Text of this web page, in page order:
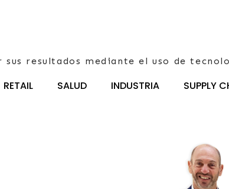
resultados mediante el uso de
RETAIL SALUD INDUSTRIA SUPPLY